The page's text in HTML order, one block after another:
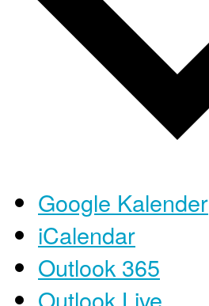
Google Kalender
iCalendar
Outlook 365
Outlook Live